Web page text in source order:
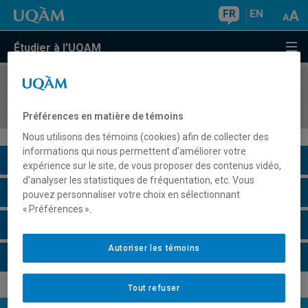
FR EN
Étudier à l'UQAM
COURS//
Description du cours
Horaire - Été 2026
Préférences en matière de témoins
Nous utilisons des témoins (cookies) afin de collecter des
informations qui nous permettent d’améliorer votre
expérience sur le site, de vous proposer des contenus vidéo,
d’analyser les statistiques de fréquentation, etc. Vous
pouvez personnaliser votre choix en sélectionnant
« Préférences ».
Tout refuser
Autoriser les témoins